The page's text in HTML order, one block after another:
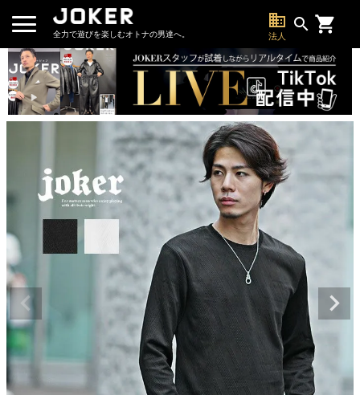
全力で遊びを楽しむオトナの男達へ。
business
法人
search